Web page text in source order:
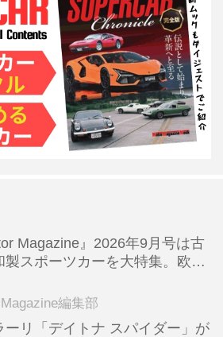
Magazine』2026年9月号は古
製スポーツカーを大特集。欧州
編集部
ーリ「デイトナ スパイダー」が